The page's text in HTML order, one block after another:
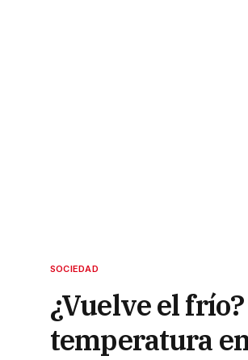
SOCIEDAD
¿Vuelve el
temperatura